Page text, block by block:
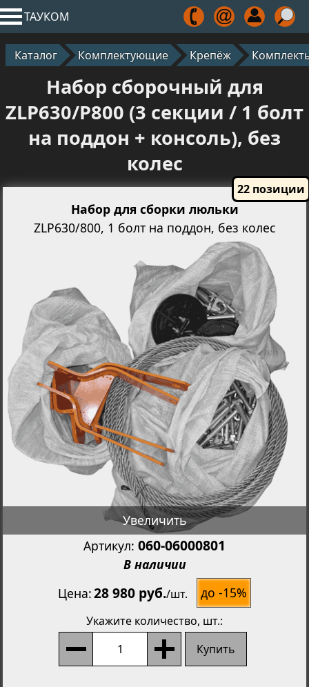
ТАУКОМ
Каталог Комплектующие Крепёж
Набор сборочный для
ZLP630/P800 (3 секции / 1 болт
на поддон + консоль), без
колес
Набор для сборки люльки
ZLP630/800, 1 болт на поддон, без колес
Увеличить
Артикул: 060-06000801
В наличии
Цена 28 980 руб./шт. до -15%
Укажите количество, шт.:
Купить